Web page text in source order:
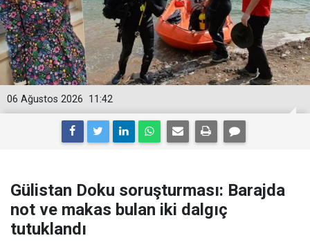
11:42
06 Ağustos 2026
Gülistan Doku soruşturması: Barajda
not ve makas bulan iki dalgıç
tutuklandı